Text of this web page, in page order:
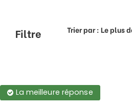
Filtre Trier par :Le plus
La meilleure réponse